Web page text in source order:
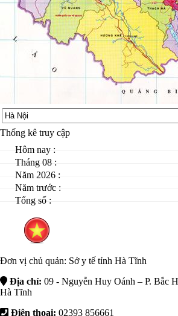
Thống kê truy cập
Hôm nay :
Tháng 08 :
Năm 2026 :
Năm trước :
Tổng số :
Đơn vị chủ quản: Sở y tế tỉnh Hà Tĩnh
Địa chỉ: 09 - Nguyễn Huy Oánh – P. Bắc
Hà Tĩnh
Điện thoại: 02393 856661